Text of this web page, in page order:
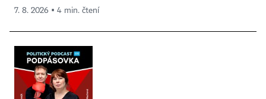
7. 8. 2026 ▪ 4 min. čtení